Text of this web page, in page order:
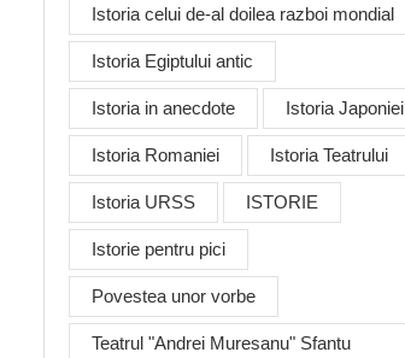
Istoria celui de-al doilea razboi mondial
Istoria Egiptului antic
Istoria in anecdote Istoria Japoniei
Istoria Romaniei Istoria Teatrului
Istoria URSS ISTORIE
Istorie pentru pici
Povestea unor vorbe
Teatrul "Andrei Muresanu" Sfantu